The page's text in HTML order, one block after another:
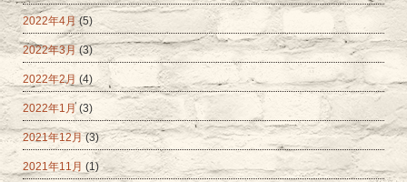
2022年4月(5)
2022年3月(3)
2022年2月 (4)
2022年1月 (3)
2021年12月(3)
2021年11月 (1)